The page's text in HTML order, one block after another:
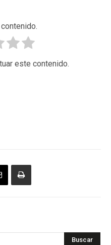
este contenido.
Buscar